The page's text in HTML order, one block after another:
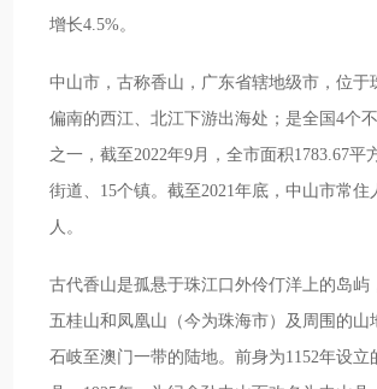
增长4.5%。
中山市，古称香山，广东省辖地级市，位于
偏南的西江、北江下游出海处；是全国4个
之一，截至2022年9月，全市面积1783.67平
街道、15个镇。截至2021年底，中山市常住
人。
古代香山是孤悬于珠江口外伶仃洋上的岛屿
五桂山和凤凰山（今为珠海市）及周围的山
石岐至澳门一带的陆地。前身为1152年设立